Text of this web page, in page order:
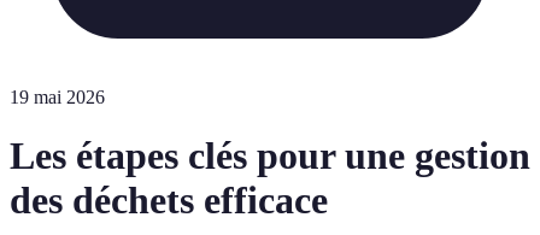
19 mai 2026
Les étapes clés pour une gestion
des déchets efficace